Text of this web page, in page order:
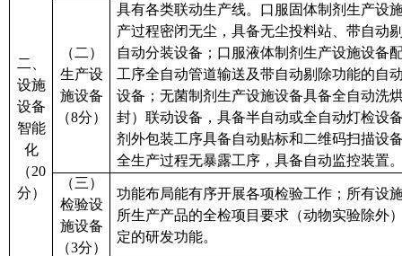
二、
设施
设备
智能
化
（20
分）
（二）
生产设
施设备
（8分）
具有各类联动生产线。口服固体制剂生产设
产过程密闭无尘，具备无尘投料站、带自动
自动分装设备；口服液体制剂生产设施设备
工序全自动管道输送及带自动剔除功能的自
设备；无菌制剂生产设施设备具备全自动洗
封）联动设备，具备半自动或全自动灯检设
剂外包装工序具备自动贴标和二维码扫描设
全生产过程无暴露工序，具备自动监控装置
（三）
检验设
施设备
（3分）
功能布局能有序开展各项检验工作；所有设
所生产产品的全检项目要求 （动物实验除外
定的研发功能。